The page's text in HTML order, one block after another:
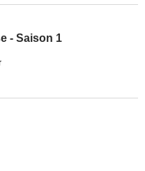
- Saison 1